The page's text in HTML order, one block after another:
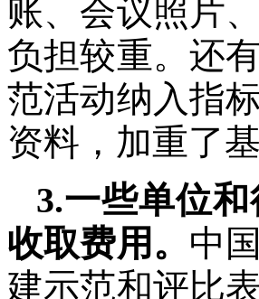
账、会议照片
负担较重。还
范活动纳入指
资料，加重了
3.一些单位
收取费用。 中
建示范和评比